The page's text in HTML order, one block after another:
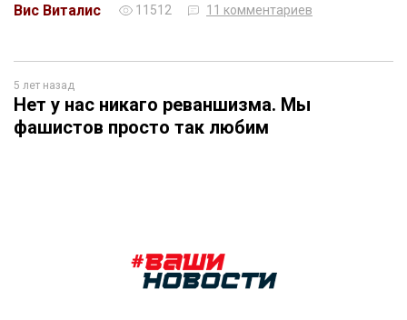
Вис Виталис 11512 11 комментариев
5 лет назад
Нет у нас никаго реваншизма. Мы
фашистов просто так любим